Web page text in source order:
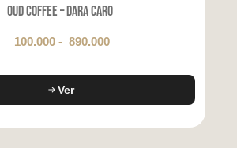
Oud Coffee – Dara Caro
100.000 - 890.000
Ver